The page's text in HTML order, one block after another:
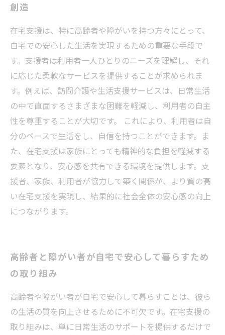
方法
在宅支援の未来：社会全体で実現する安心な暮
らし
創造
在宅支援は、特に高齢者や障がいを持つ方々にとって、
自宅での安心した生活を実現するための重要な手段で
す。支援者は利用者一人ひとりのニーズを理解し、それ
に応じた柔軟なサービスを提供することが求められま
す。例えば、訪問介護や生活支援サービスは、日常生活
の中で直面するさまざまな困難を軽減し、利用者の自主
性を尊重することが大切です。 これにより、利用者は自
分のペースで生活をし、自信を持つことができます。ま
た、在宅支援は家族にとっても精神的な負担を軽減する
要素となり、安心感を共有できる環境を提供します。支
援者、家族、利用者が協力して築く関係が、より質の高
い在宅支援を実現し、結果的に社会全体の安心感の向上
につながります。
高齢者と障がい者が自宅で安心して暮らすため
の取り組み
高齢者や障がい者が自宅で安心して暮らすことは、彼ら
の生活の質を向上させるために不可欠です。在宅支援の
取り組みは、単に日常生活のサポートを提供するだけで